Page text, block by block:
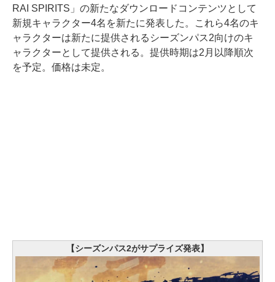
RAI SPIRITS」の新たなダウンロードコンテンツとして
新規キャラクター4名を新たに発表した。これら4名のキ
ャラクターは新たに提供されるシーズンパス2向けのキ
ャラクターとして提供される。提供時期は2月以降順次
を予定。価格は未定。
【シーズンパス2がサプライズ発表】